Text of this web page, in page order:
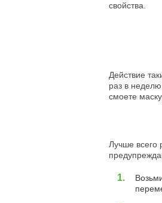
свойства.
Действие
раз в
смоете
Лучше всего